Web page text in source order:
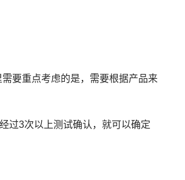
要重点考虑的是，需要根据产品来
过3次以上测试确认，就可以确定